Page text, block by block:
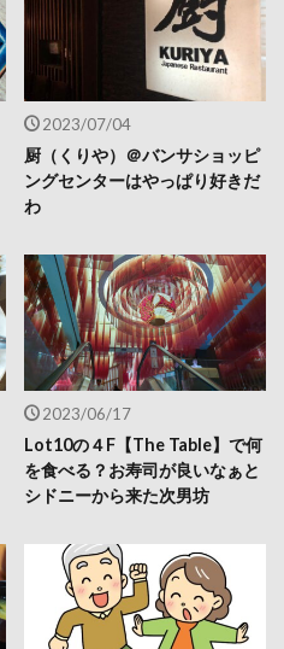
2023/07/04
厨（くりや）＠バンサショッピ
ングセンターはやっぱり好きだ
わ
2023/06/17
Lot10の４F【The Table】で何
を食べる？お寿司が良いなぁと
シドニーから来た次男坊